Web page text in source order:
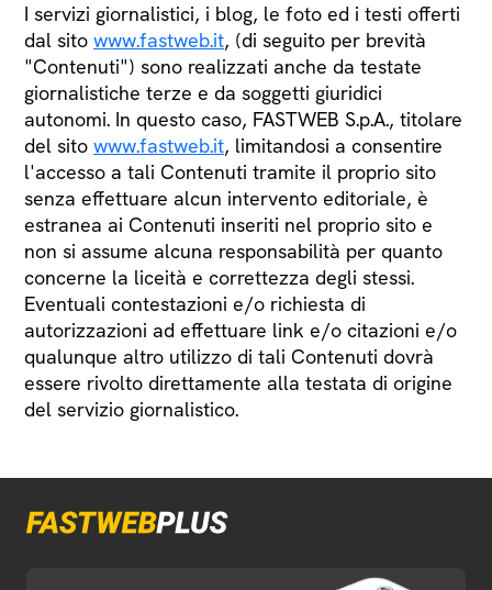
I servizi giornalistici, i blog, le foto ed i testi offerti
dal sito www.fastweb.it, (di seguito per brevità
"Contenuti") sono realizzati anche da testate
giornalistiche terze e da soggetti giuridici
autonomi. In questo caso, FASTWEB S.p.A., titolare
del sito www.fastweb.it, limitandosi a consentire
l'accesso a tali Contenuti tramite il proprio sito
senza effettuare alcun intervento editoriale, è
estranea ai Contenuti inseriti nel proprio sito e
non si assume alcuna responsabilità per quanto
concerne la liceità e correttezza degli stessi.
Eventuali contestazioni e/o richiesta di
autorizzazioni ad effettuare link e/o citazioni e/o
qualunque altro utilizzo di tali Contenuti dovrà
essere rivolto direttamente alla testata di origine
del servizio giornalistico.